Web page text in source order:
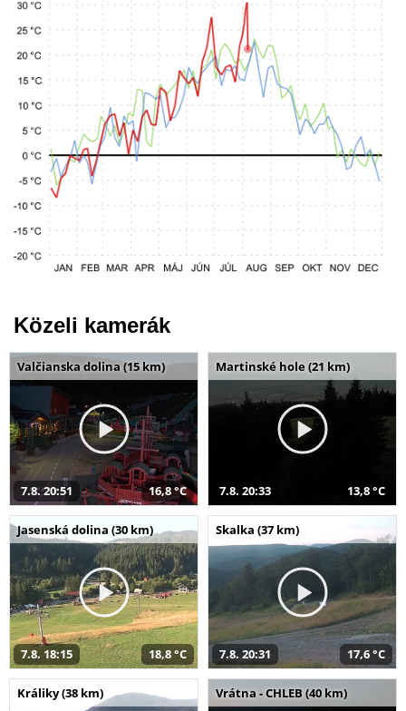
Közeli kamerák
Valčianska dolina (15 km)
7.8. 20:51 16,8 °C
Martinské hole (21 km)
7.8. 20:33 13,8 °C
Jasenská dolina (30 km)
7.8. 18:15 18,8 °C
Skalka (37 km)
7.8. 20:31 17,6 °C
Králiky (38 km) Vrátna - CHLEB (40 km)